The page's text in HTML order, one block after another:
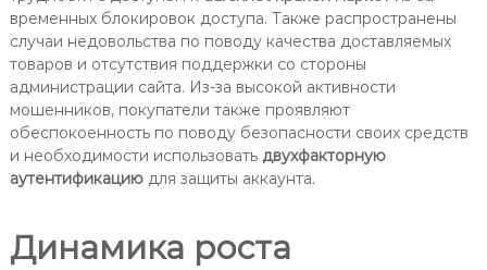
временных блокировок доступа. Также распространены
случаи недовольства по поводу качества доставляемых
товаров и отсутствия поддержки со стороны
администрации сайта. Из-за высокой активности
мошенников, покупатели также проявляют
обеспокоенность по поводу безопасности своих средств
и необходимости использовать двухфакторную
аутентификациюдля защиты аккаунта.
Динамика роста